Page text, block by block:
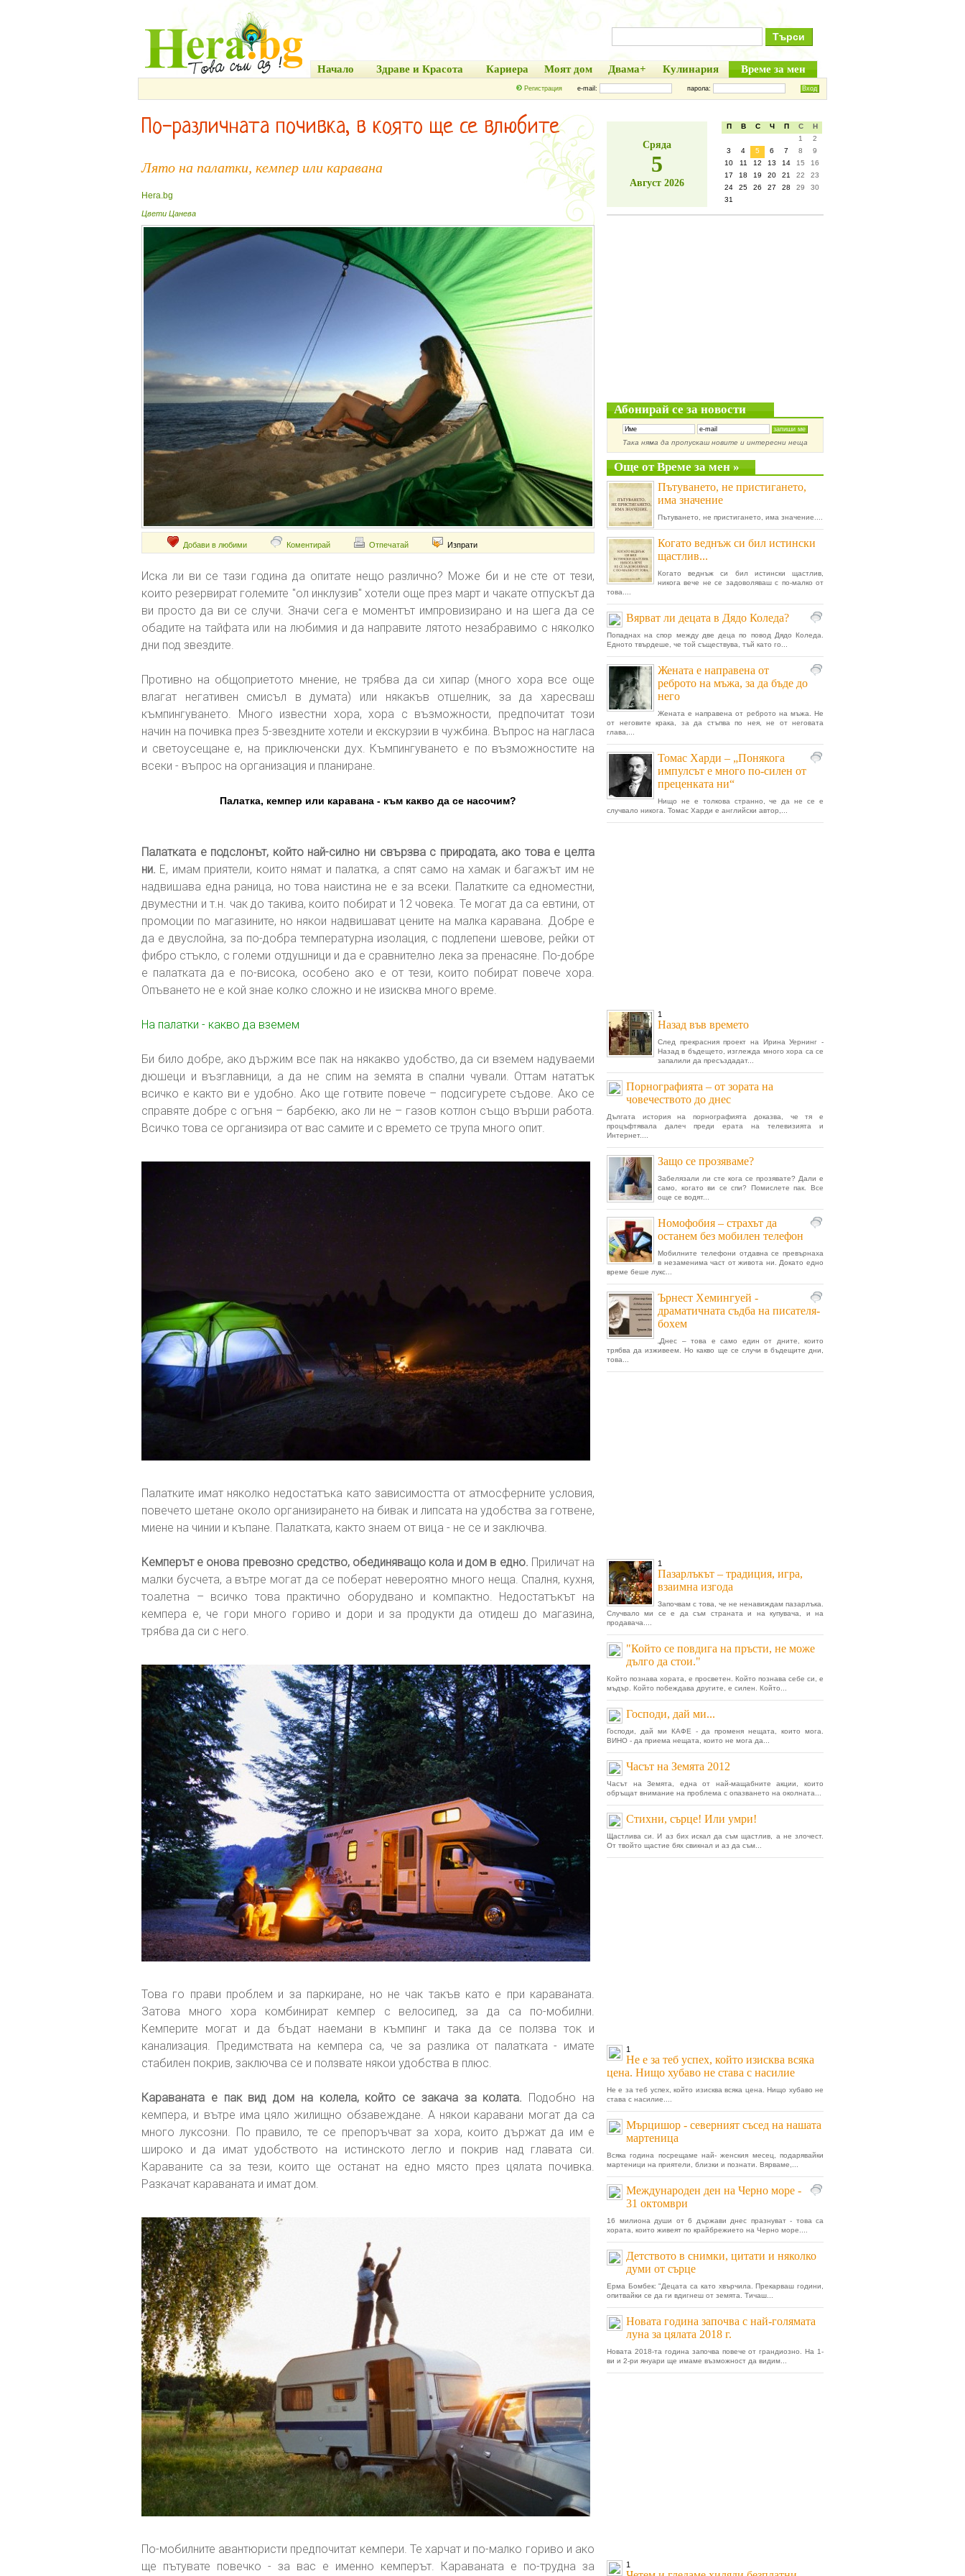
Начало Здраве и Красота Кариера Моят дом Двама+ Кулинария Време за мен
Регистрация e-mail: парола:
По-различната почивка, в която ще се влюбите
Лято на палатки, кемпер или каравана
Hera.bg
Цвети Цанева
Добави в любими Коментирай Отпечатай Изпрати
Иска ли ви се тази година да опитате нещо различно? Може би и не сте от тези,
които резервират големите "ол инклузив" хотели още през март и чакате отпускът да
ви просто да ви се случи. Значи сега е моментът импровизирано и на шега да се
обадите на тайфата или на любимия и да направите лятото незабравимо с няколко
дни под звездите.
Противно на общоприетото мнение, не трябва да си хипар (много хора все още
влагат негативен смисъл в думата) или някакъв отшелник, за да харесваш
къмпингуването. Много известни хора, хора с възможности, предпочитат този
начин на почивка през 5-звездните хотели и екскурзии в чужбина. Въпрос на нагласа
и светоусещане е, на приключенски дух. Къмпингуването е по възможностите на
всеки - въпрос на организация и планиране.
Палатка, кемпер или каравана - към какво да се насочим?
Палатката е подслонът, който най-силно ни свързва с природата, ако това е целта
ни. Е, имам приятели, които нямат и палатка, а спят само на хамак и багажът им не
надвишава една раница, но това наистина не е за всеки. Палатките са едноместни,
двуместни и т.н. чак до такива, които побират и 12 човека. Те могат да са евтини, от
промоции по магазините, но някои надвишават цените на малка каравана. Добре е
да е двуслойна, за по-добра температурна изолация, с подлепени шевове, рейки от
фибро стъкло, с големи отдушници и да е сравнително лека за пренасяне. По-добре
е палатката да е по-висока, особено ако е от тези, които побират повече хора.
Опъването не е кой знае колко сложно и не изисква много време.
На палатки - какво да вземем
Би било добре, ако държим все пак на някакво удобство, да си вземем надуваеми
дюшеци и възглавници, а да не спим на земята в спални чували. Оттам нататък
всичко е както ви е удобно. Ако ще готвите повече – подсигурете съдове. Ако се
справяте добре с огъня – барбекю, ако ли не – газов котлон също върши работа.
Всичко това се организира от вас самите и с времето се трупа много опит.
Палатките имат няколко недостатъка като зависимостта от атмосферните условия,
повечето шетане около организирането на бивак и липсата на удобства за готвене,
миене на чинии и къпане. Палатката, както знаем от вица - не се и заключва.
Кемперът е онова превозно средство, обединяващо кола и дом в едно. Приличат на
малки бусчета, а вътре могат да се поберат невероятно много неща. Спалня, кухня,
тоалетна – всичко това практично оборудвано и компактно. Недостатъкът на
кемпера е, че гори много гориво и дори и за продукти да отидеш до магазина,
трябва да си с него.
Това го прави проблем и за паркиране, но не чак такъв като е при караваната.
Затова много хора комбинират кемпер с велосипед, за да са по-мобилни.
Кемперите могат и да бъдат наемани в къмпинг и така да се ползва ток и
канализация. Предимствата на кемпера са, че за разлика от палатката - имате
стабилен покрив, заключва се и ползвате някои удобства в плюс.
Караваната е пак вид дом на колела, който се закача за колата. Подобно на
кемпера, и вътре има цяло жилищно обзавеждане. А някои каравани могат да са
много луксозни. По правило, те се препоръчват за хора, които държат да им е
широко и да имат удобството на истинското легло и покрив над главата си.
Караваните са за тези, които ще останат на едно място през цялата почивка.
Разкачат караваната и имат дом.
По-мобилните авантюристи предпочитат кемпери. Те харчат и по-малко гориво и ако
ще пътувате повечко - за вас е именно кемперът. Караваната е по-трудна за
Сряда
5
Август 2026
П В С Ч П С
Н
1
2
3
4 5 6 7 8
9
10
11 12 13 14 15
16
17
18 19 20 21 22
23
24
25 26 27 28 29
30
31
Абонирай се за новости
Така няма да пропускаш новите и интересни неща
Още от Време за мен »
Пътуването, не пристигането,
има значение
Пътуването, не пристигането, има значение....
Когато веднъж си бил истински
щастлив...
Когато веднъж си бил истински щастлив,
никога вече не се задоволяваш с по-малко от
това....
Вярват ли децата в Дядо Коледа?
Попаднах на спор между две деца по повод Дядо Коледа.
Едното твърдеше, че той съществува, тъй като го...
Жената е направена от
реброто на мъжа, за да бъде до
него
Жената е направена от реброто на мъжа. Не
от неговите крака, за да стъпва по нея, не от неговата
глава,...
Томас Харди – „Понякога
импулсът е много по-силен от
преценката ни“
Нищо не е толкова странно, че да не се е
случвало никога. Томас Харди е английски автор,...
1
Назад във времето
След прекрасния проект на Ирина Уернинг -
Назад в бъдещето, изглежда много хора са се
запалили да пресъздадат...
Порнографията – от зората на
човечеството до днес
Дългата история на порнографията доказва, че тя е
процъфтявала далеч преди ерата на телевизията и
Интернет....
Защо се прозяваме?
Забелязали ли сте кога се прозявате? Дали е
само, когато ви се спи? Помислете пак. Все
още се водят...
Номофобия – страхът да
останем без мобилен телефон
Мобилните телефони отдавна се превърнаха
в незаменима част от живота ни. Докато едно
време беше лукс...
Ърнест Хемингуей -
драматичната съдба на писателя-
бохем
„Днес – това е само един от дните, които
трябва да изживеем. Но какво ще се случи в бъдещите дни,
това...
1
Пазарлъкът – традиция, игра,
взаимна изгода
Започвам с това, че не ненавиждам пазарлъка.
Случвало ми се е да съм страната и на купувача, и на
продавача....
"Който се повдига на пръсти, не може
дълго да стои."
Който познава хората, е просветен. Който познава себе си, е
мъдър. Който побеждава другите, е силен. Който...
Господи, дай ми...
Господи, дай ми КАФЕ - да променя нещата, които мога.
ВИНО - да приема нещата, които не мога да...
Часът на Земята 2012
Часът на Земята, една от най-мащабните акции, които
обръщат внимание на проблема с опазването на околната...
Стихни, сърце! Или умри!
Щастлива си. И аз бих искал да съм щастлив, а не злочест.
От твойто щастие бях свикнал и аз да съм...
1
Не е за теб успех, който изисква всяка
цена. Нищо хубаво не става с насилие
Не е за теб успех, който изисква всяка цена. Нищо хубаво не
става с насилие....
Мърцишор - северният съсед на нашата
мартеница
Всяка година посрещаме най- женския месец, подарявайки
мартеници на приятели, близки и познати. Вярваме,...
Международен ден на Черно море -
31 октомври
16 милиона души от 6 държави днес празнуват - това са
хората, които живеят по крайбрежието на Черно море....
Детството в снимки, цитати и няколко
думи от сърце
Ерма Бомбек: "Децата са като хвърчила. Прекарваш години,
опитвайки се да ги вдигнеш от земята. Тичаш...
Новата година започва с най-голямата
луна за цялата 2018 г.
Новата 2018-та година започва повече от грандиозно. На 1-
ви и 2-ри януари ще имаме възможност да видим...
1